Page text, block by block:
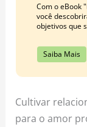
Com o eBook
você
objetivos que
Saiba Mais
Cultivar
para o amor